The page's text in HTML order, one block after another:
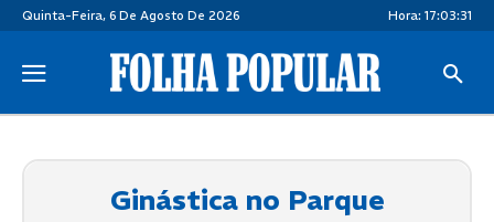
Quinta-Feira, 6 De Agosto De 2026 Hora: 17:03:31
Ginástica no Parque